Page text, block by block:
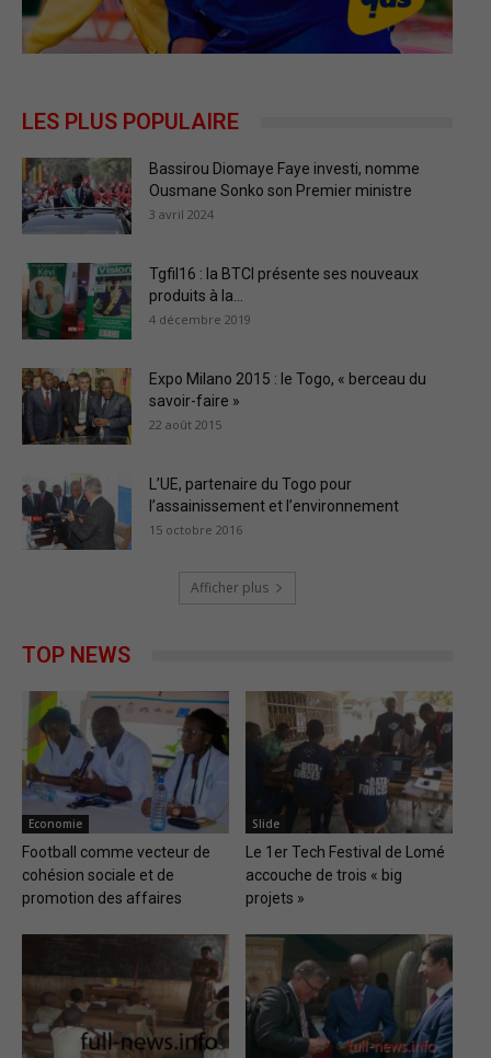
LES PLUS POPULAIRE
Bassirou Diomaye Faye investi, nomme
Ousmane Sonko son Premier ministre
3 avril 2024
Tgfil16 : la BTCI présente ses nouveaux
produits à la...
4 décembre 2019
Expo Milano 2015 : le Togo, « berceau du
savoir-faire »
22 août 2015
L’UE, partenaire du Togo pour
l’assainissement et l’environnement
15 octobre 2016
Afficher plus
TOP NEWS
Economie
Football comme vecteur de
cohésion sociale et de
promotion des affaires
Slide
Le 1er Tech Festival de Lomé
accouche de trois « big
projets »